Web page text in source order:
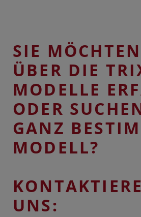
SIE
ÜBER DIE
MODELLE
ODER
GANZ
MODELL?
UNS: